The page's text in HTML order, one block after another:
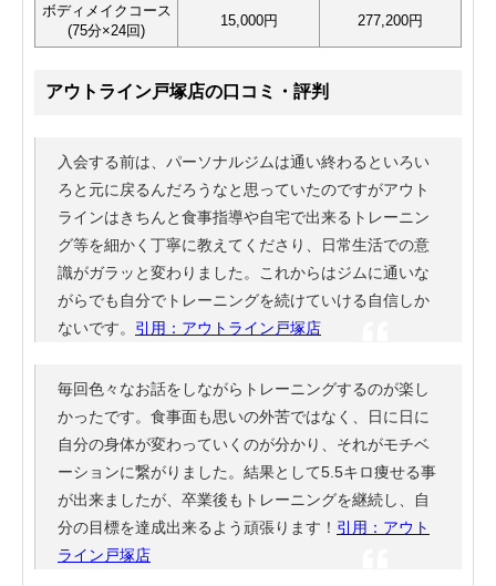
ボディメイクコース
(75分×24回)
15,000円 277,200円
アウトライン戸塚店の口コミ・評判
入会する前は、パーソナルジムは通い終わるといろい
ろと元に戻るんだろうなと思っていたのですがアウト
ラインはきちんと食事指導や自宅で出来るトレーニン
グ等を細かく丁寧に教えてくださり、日常生活での意
識がガラッと変わりました。これからはジムに通いな
がらでも自分でトレーニングを続けていける自信しか
ないです。 引用：アウトライン戸塚店
毎回色々なお話をしながらトレーニングするのが楽し
かったです。食事面も思いの外苦ではなく、日に日に
自分の身体が変わっていくのが分かり、それがモチベ
ーションに繋がりました。結果として5.5キロ痩せる事
が出来ましたが、卒業後もトレーニングを継続し、自
分の目標を達成出来るよう頑張ります！ 引用：アウト
ライン戸塚店